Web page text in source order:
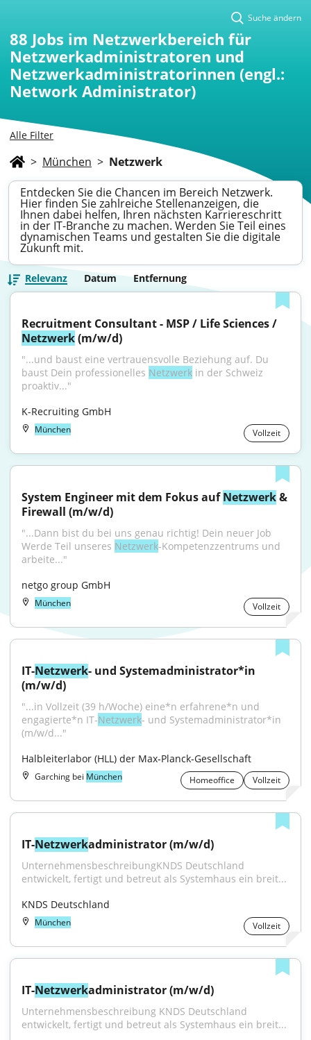
Alle Filter
Suche ändern
88 Jobs im Netzwerkbereich für
Netzwerkadministratoren und
Netzwerkadministratorinnen (engl.:
Network Administrator)
> München > Netzwerk
Entdecken Sie die Chancen im Bereich Netzwerk.
Hier finden Sie zahlreiche Stellenanzeigen, die
Ihnen dabei helfen, Ihren nächsten Karriereschritt
in der IT-Branche zu machen. Werden Sie Teil eines
dynamischen Teams und gestalten Sie die digitale
Zukunft mit.
Relevanz Datum Entfernung
Netzwerk (m/w/d)
"...und baust eine vertrauensvolle Beziehung auf. Du
baust Dein professionelles Netzwerk in der Schweiz
proaktiv..."
K-Recruiting GmbH
München Vollzeit
System Engineer mit dem Fokus auf Netzwerk &
Firewall (m/w/d)
"...Dann bist du bei uns genau richtig! Dein neuer Job
Werde Teil unseres Netzwerk-Kompetenzzentrums und
arbeite..."
netgo group GmbH
München Vollzeit
IT-Netzwerk- und Systemadministrator*in
(m/w/d)
"...in Vollzeit (39 h/Woche) eine*n erfahrene*n und
engagierte*n IT-Netzwerk- und Systemadministrator*in
(m/w/d..."
Halbleiterlabor (HLL) der Max‑Planck‑Gesellschaft
Garching bei München Homeoffice Vollzeit
IT-Netzwerkadministrator (m/w/d)
UnternehmensbeschreibungKNDS Deutschland
entwickelt, fertigt und betreut als Systemhaus ein breit...
KNDS Deutschland
München Vollzeit
IT-Netzwerkadministrator (m/w/d)
Unternehmensbeschreibung KNDS Deutschland
entwickelt, fertigt und betreut als Systemhaus ein breit...